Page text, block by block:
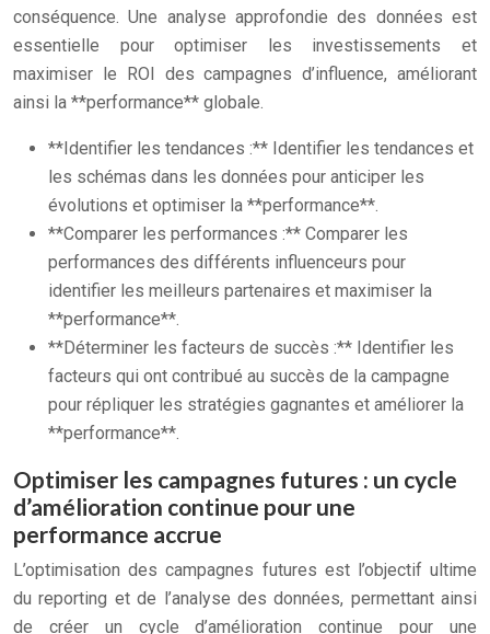
conséquence. Une analyse approfondie des données est
essentielle pour optimiser les investissements et
maximiser le ROI des campagnes d’influence, améliorant
ainsi la **performance** globale.
**Identifier les tendances :** Identifier les tendances et
les schémas dans les données pour anticiper les
évolutions et optimiser la **performance**.
**Comparer les performances :** Comparer les
performances des différents influenceurs pour
identifier les meilleurs partenaires et maximiser la
**performance**.
**Déterminer les facteurs de succès :** Identifier les
facteurs qui ont contribué au succès de la campagne
pour répliquer les stratégies gagnantes et améliorer la
**performance**.
Optimiser les campagnes futures : un cycle
d’amélioration continue pour une
performance accrue
L’optimisation des campagnes futures est l’objectif ultime
du reporting et de l’analyse des données, permettant ainsi
de créer un cycle d’amélioration continue pour une